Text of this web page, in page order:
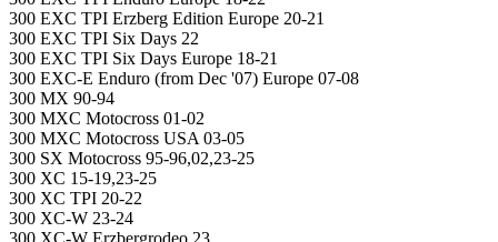
300 EXC TPI Erzberg Edition Europe 20-21
300 EXC TPI Six Days 22
300 EXC TPI Six Days Europe 18-21
300 EXC-E Enduro (from Dec '07) Europe 07-08
300 MX 90-94
300 MXC Motocross 01-02
300 MXC Motocross USA 03-05
300 SX Motocross 95-96,02,23-25
300 XC 15-19,23-25
300 XC TPI 20-22
300 XC-W 23-24